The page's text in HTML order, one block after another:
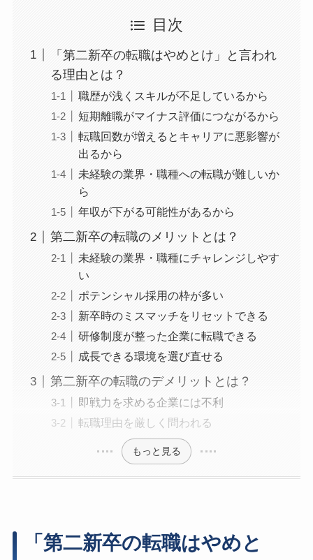
目次
「第二新卒の転職はやめとけ」と言われ
る理由とは？
職歴が浅くスキルが不足しているから
短期離職がマイナス評価につながるから
転職回数が増えるとキャリアに悪影響が
出るから
未経験の業界・職種への転職が難しいか
ら
年収が下がる可能性があるから
第二新卒の転職のメリットとは？
未経験の業界・職種にチャレンジしやす
い
ポテンシャル採用の枠が多い
新卒時のミスマッチをリセットできる
研修制度が整った企業に転職できる
成長できる環境を選び直せる
第二新卒の転職のデメリットとは？
即戦力を求める企業には不利
転職理由を厳しく問われる
もっと見る
「第二新卒の転職はやめと